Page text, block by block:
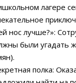
лагере
нос лучше?»:
были угадать
полка: